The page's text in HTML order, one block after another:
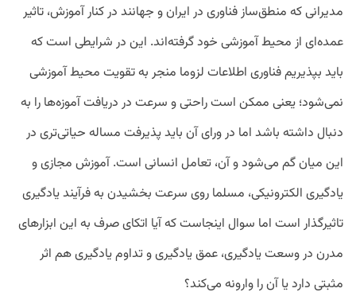
مدیرانی که منطق‌ساز فناوری در ایران و جهانند در کنار آموزش، تاثیر
عمده‌ای از محیط آموزشی خود گرفته‌اند. این در شرایطی است که
باید بپذیریم فناوری اطلاعات لزوما منجر به تقویت محیط آموزشی
نمی‌شود؛ یعنی ممکن است راحتی و سرعت در دریافت آموزه‌ها را به
دنبال داشته باشد اما در ورای آن باید پذیرفت مساله‌ حیاتی‌تری در
این میان گم می‌شود و آن، تعامل انسانی است. آموزش مجازی و
یادگیری الکترونیکی، مسلما روی سرعت بخشیدن به فرآیند یادگیری
تاثیرگذار است اما سوال اینجاست که آیا اتکای صرف به این ابزارهای
مدرن در وسعت یادگیری، عمق یادگیری و تداوم یادگیری هم اثر
مثبتی دارد یا آن را وارونه می‌کند؟